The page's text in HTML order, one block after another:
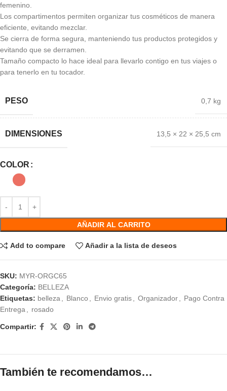
femenino.
Los compartimentos permiten organizar tus cosméticos de manera
eficiente, evitando mezclar.
Se cierra de forma segura, manteniendo tus productos protegidos y
evitando que se derramen.
Tamaño compacto lo hace ideal para llevarlo contigo en tus viajes o
para tenerlo en tu tocador.
PESO 0,7 kg
DIMENSIONES 13,5 × 22 × 25,5 cm
COLOR
AÑADIR AL CARRITO
Add to compare Añadir a la lista de deseos
SKU: MYR-ORGC65
Categoría: BELLEZA
Etiquetas: belleza Blanco Envio gratis Organizador
Pago Contra
Entrega
rosado
Compartir:
También te recomendamos…